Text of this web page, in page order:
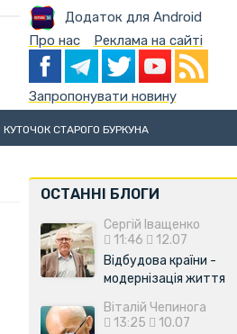
Додаток для Android
Про нас Реклама на сайті
Запропонувати новину
КУТОЧОК СТАРОГО БУРКУНА
ОСТАННІ БЛОГИ
Сергій Іващенко
11:46
12.07
Відбудова країни -
модернізація життя
Віталій Чепинога
13:25
10.07